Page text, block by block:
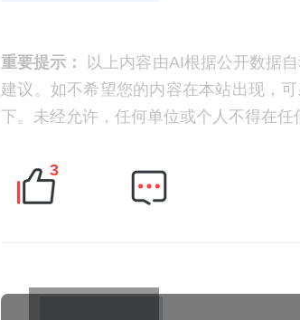
重要提示：
以上内容由AI根据公开数据
建议。如不希望您的内容在本站出现，
下。未经允许，任何单位或个人不得在任
3